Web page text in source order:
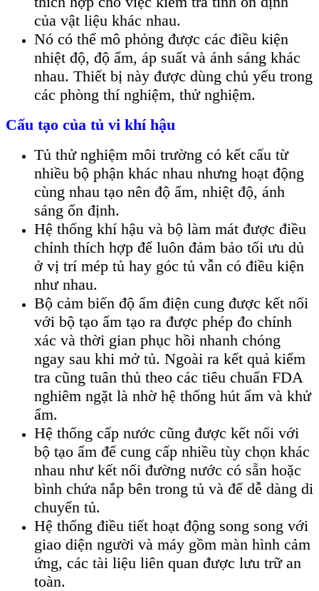
của vật liệu khác nhau.
Nó có thể mô phỏng được các điều kiện
nhiệt độ, độ ẩm, áp suất và ánh sáng khác
nhau. Thiết bị này được dùng chủ yếu trong
các phòng thí nghiệm, thử nghiệm.
Cấu tạo của tủ vi khí hậu
Tủ thử nghiệm môi trường có kết cấu từ
nhiều bộ phận khác nhau nhưng hoạt động
cùng nhau tạo nên độ ẩm, nhiệt độ, ánh
sáng ổn định.
Hệ thống khí hậu và bộ làm mát được điều
chỉnh thích hợp để luôn đảm bảo tối ưu dủ
ở vị trí mép tủ hay góc tủ vẫn có điều kiện
như nhau.
Bộ cảm biến độ ẩm điện cung được kết nối
với bộ tạo ẩm tạo ra được phép đo chính
xác và thời gian phục hồi nhanh chóng
ngay sau khi mở tủ. Ngoài ra kết quả kiểm
tra cũng tuân thủ theo các tiêu chuẩn FDA
nghiêm ngặt là nhờ hệ thống hút ẩm và khử
ẩm.
Hệ thống cấp nước cũng được kết nối với
bộ tạo ẩm để cung cấp nhiều tùy chọn khác
nhau như kết nối đường nước có sẵn hoặc
bình chứa nắp bên trong tủ và để dễ dàng di
chuyển tủ.
Hệ thống điều tiết hoạt động song song với
giao diện người và máy gồm màn hình cảm
ứng, các tài liệu liên quan được lưu trữ an
toàn.